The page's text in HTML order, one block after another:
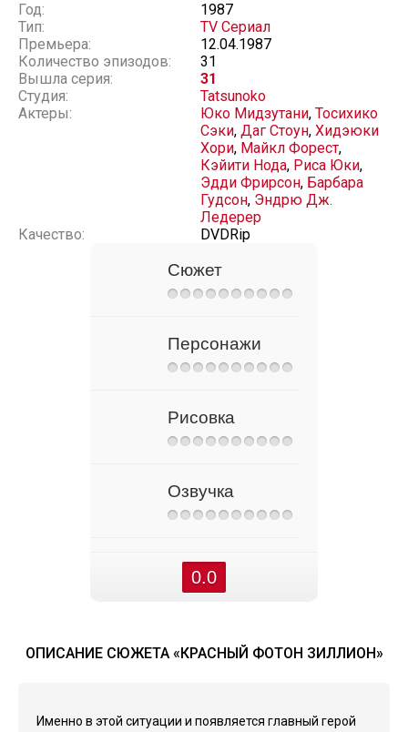
Год:
1987
Тип:
TV Сериал
Премьера:
12.04.1987
Количество эпизодов:
31
Вышла серия:
31
Студия:
Tatsunoko
Актеры:
Юко Мидзутани, Тосихико
Сэки, Даг Стоун, Хидэюки
Хори, Майкл Форест,
Кэйити Нода, Риса Юки,
Эдди Фрирсон, Барбара
Гудсон, Эндрю Дж.
Ледерер
Качество:
DVDRip
Сюжет
Персонажи
Рисовка
Озвучка
0.0
ОПИСАНИЕ СЮЖЕТА «КРАСНЫЙ ФОТОН ЗИЛЛИОН»
Именно в этой ситуации и появляется главный герой